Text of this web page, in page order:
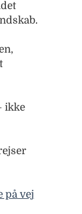
ikke
på vej